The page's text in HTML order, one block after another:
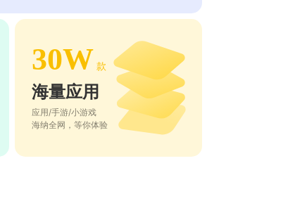
30W 款
海量应用
应用/手游/小游戏
海纳全网，等你体验